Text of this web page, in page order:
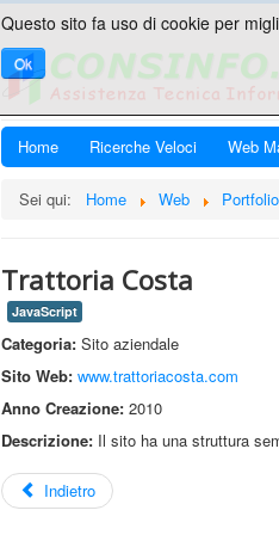
Home Ricerche Veloci Web
Sei qui: Home Web Portfolio
Trattoria Costa
JavaScript
Categoria: Sito aziendale
Sito Web: www.trattoriacosta.com
Anno Creazione: 2010
Descrizione: Il sito ha una struttura
Indietro
Questo sito fa uso di cookie per
Ok